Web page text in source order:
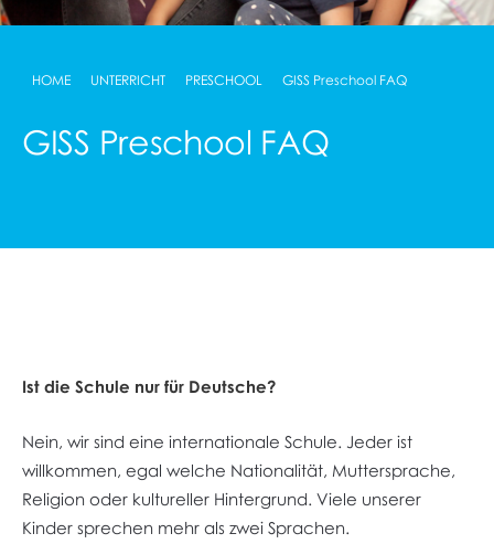
HOME UNTERRICHT PRESCHOOL GISS Preschool FAQ
GISS Preschool FAQ
Ist die Schule nur für Deutsche?
Nein, wir sind eine internationale Schule. Jeder ist
willkommen, egal welche Nationalität, Muttersprache,
Religion oder kultureller Hintergrund. Viele unserer
Kinder sprechen mehr als zwei Sprachen.